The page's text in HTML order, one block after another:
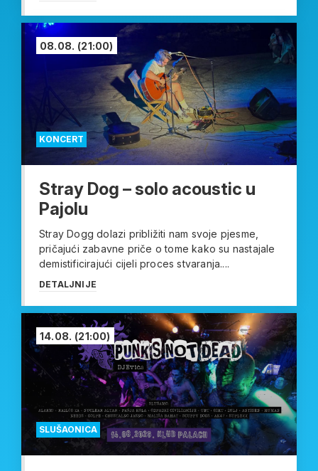
KONCERT
08.08. (21:00)
Stray Dog – solo acoustic u
Pajolu
Stray Dogg dolazi približiti nam svoje pjesme,
pričajući zabavne priče o tome kako su nastajale
demistificirajući cijeli proces stvaranja....
DETALJNIJE
SLUŠAONICA
14.08. (21:00)